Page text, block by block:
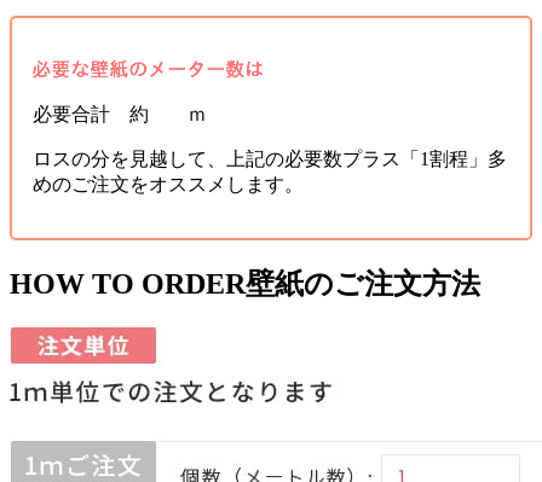
必要合計 約 ｍ
ロスの分を見越して、上記の必要数プラス「1割程」多
めのご注文をオススメします。
HOW TO ORDER壁紙のご注文方法